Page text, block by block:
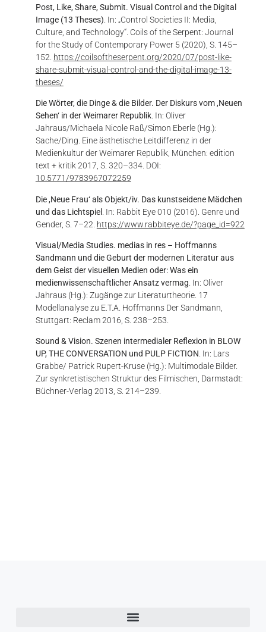
Post, Like, Share, Submit. Visual Control and the Digital
Image (13 Theses) . In: „Control Societies II: Media,
Culture, and Technology“. Coils of the Serpent: Journal
for the Study of Contemporary Power 5 (2020), S. 145–
152. https://coilsoftheserpent.org/2020/07/post-like-
share-submit-visual-control-and-the-digital-image-13-
theses/
Die Wörter, die Dinge & die Bilder. Der Diskurs vom ,Neuen
Sehen‘ in der Weimarer Republik. In: Oliver
Jahraus/Michaela Nicole Raß/Simon Eberle (Hg.):
Sache/Ding. Eine ästhetische Leitdifferenz in der
Medienkultur der Weimarer Republik, München: edition
text + kritik 2017, S. 320–334. DOI:
10.5771/9783967072259
Die ,Neue Frau‘ als Objekt/iv. Das kunstseidene Mädchen
und das Lichtspiel
. In: Rabbit Eye 010 (2016). Genre und
Gender, S. 7–22. https://www.rabbiteye.de/?page_id=922
Visual/Media Studies. medias in res – Hoffmanns
Sandmann und die Geburt der modernen Literatur aus
dem Geist der visuellen Medien oder: Was ein
medienwissenschaftlicher Ansatz vermag . In: Oliver
Jahraus (Hg.): Zugänge zur Literaturtheorie. 17
Modellanalyse zu E.T.A. Hoffmanns Der Sandmann,
Stuttgart: Reclam 2016, S. 238–253.
Sound & Vision. Szenen intermedialer Reflexion in BLOW
UP, THECONVERSATION und PULP FICTION. In: Lars
Grabbe/ Patrick Rupert-Kruse (Hg.): Multimodale Bilder.
Zur synkretistischen Struktur des Filmischen, Darmstadt:
Büchner-Verlag 2013, S. 214–239.